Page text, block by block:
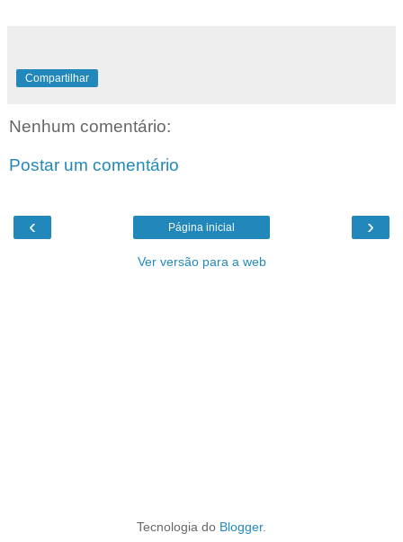
Compartilhar
Nenhum comentário:
Postar um comentário
‹ ›
Página inicial
Ver versão para a web
Tecnologia do Blogger.